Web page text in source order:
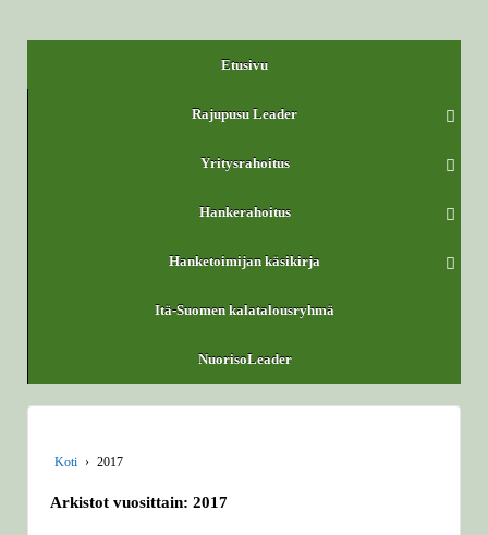
Etusivu
Rajupusu Leader
Yritysrahoitus
Hankerahoitus
Hanketoimijan käsikirja
Itä-Suomen kalatalousryhmä
NuorisoLeader
Koti › 2017
Arkistot vuosittain: 2017